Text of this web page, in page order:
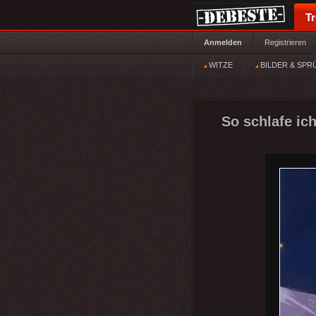
Anmelden Registrieren
WITZE BILDER &
So schlafe